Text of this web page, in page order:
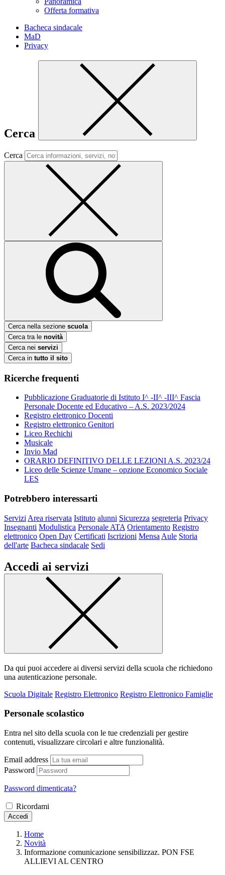
Offerta formativa
Bacheca sindacale
MaD
Privacy
Cerca
Cerca
Cerca nella sezione scuola
Cerca tra le novità
Cerca nei servizi
Cerca in tutto il sito
Ricerche frequenti
Pubblicazione Graduatorie di Istituto I^ -II^ -III^ Fascia
Personale Docente ed Educativo – A.S. 2023/2024
Registro elettronico Docenti
Registro elettronico Genitori
Liceo Rechichi
Musicale
Invio Mad
ORARIO DEFINITIVO DELLE LEZIONI A.S. 2023/24
Liceo delle Scienze Umane – opzione Economico Sociale
LES
Potrebbero interessarti
Servizi Area riservata Istituto alunni Sicurezza segreteria Privacy
Insegnanti Modulistica Personale ATA Orientamento Registro
elettronico Open Day Certificati Iscrizioni Mensa Aule Storia
dell'arte Bacheca sindacale Sedi
Accedi ai servizi
Da qui puoi accedere ai diversi servizi della scuola che richiedono
una autenticazione personale.
Scuola Digitale Registro Elettronico Registro Elettronico Famiglie
Personale scolastico
Entra nel sito della scuola con le tue credenziali per gestire
contenuti, visualizzare circolari e altre funzionalità.
Email address
Password
Password dimenticata?
Ricordami
Accedi
Home
Novità
Informazione comunicazione sensibilizzaz. PON FSE
ALLIEVI AL CENTRO